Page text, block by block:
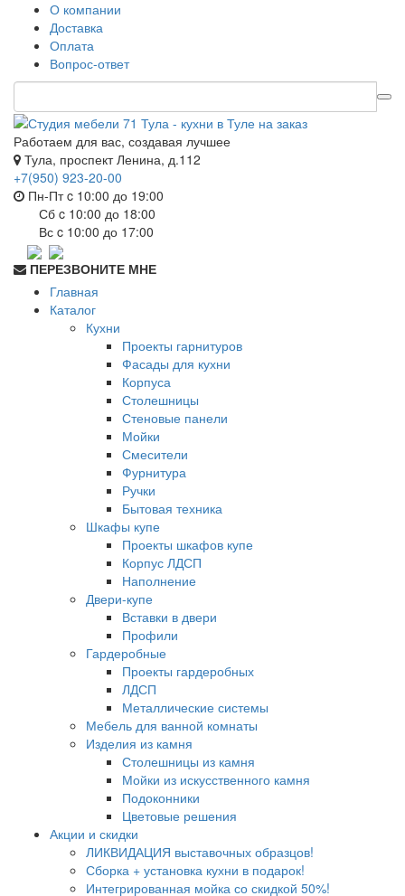
О компании
Доставка
Оплата
Вопрос-ответ
Работаем для вас, создавая лучшее
Тула, проспект Ленина, д.112
+7(950) 923-20-00
Пн-Пт c 10:00 до 19:00
Сб c 10:00 до 18:00
Вс c 10:00 до 17:00
ПЕРЕЗВОНИТЕ МНЕ
Главная
Каталог
Кухни
Проекты гарнитуров
Фасады для кухни
Корпуса
Столешницы
Стеновые панели
Мойки
Смесители
Фурнитура
Ручки
Бытовая техника
Шкафы купе
Проекты шкафов купе
Корпус ЛДСП
Наполнение
Двери-купе
Вставки в двери
Профили
Гардеробные
Проекты гардеробных
ЛДСП
Металлические системы
Мебель для ванной комнаты
Изделия из камня
Столешницы из камня
Мойки из искусственного камня
Подоконники
Цветовые решения
Акции и скидки
ЛИКВИДАЦИЯ выставочных образцов!
Сборка + установка кухни в подарок!
Интегрированная мойка со скидкой 50%!